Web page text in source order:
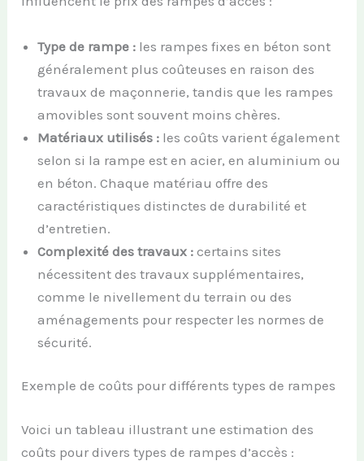
Type de rampe : les rampes fixes en béton sont
généralement plus coûteuses en raison des
travaux de maçonnerie, tandis que les rampes
amovibles sont souvent moins chères.
Matériaux utilisés : les coûts varient également
selon si la rampe est en acier, en aluminium ou
en béton. Chaque matériau offre des
caractéristiques distinctes de durabilité et
d’entretien.
Complexité des travaux : certains sites
nécessitent des travaux supplémentaires,
comme le nivellement du terrain ou des
aménagements pour respecter les normes de
sécurité.
Exemple de coûts pour différents types de rampes
Voici un tableau illustrant une estimation des
coûts pour divers types de rampes d’accès :